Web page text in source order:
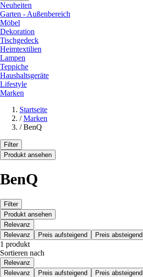
Neuheiten
Garten - Außenbereich
Möbel
Dekoration
Tischgedeck
Heimtextilien
Lampen
Teppiche
Haushaltsgeräte
Lifestyle
Marken
Startseite
/ Marken
/ BenQ
Filter
Produkt ansehen
BenQ
Filter
Produkt ansehen
Relevanz
Relevanz
Preis aufsteigend Preis absteigend
1 produkt
Sortieren nach
Relevanz
Relevanz
Preis aufsteigend Preis absteigend